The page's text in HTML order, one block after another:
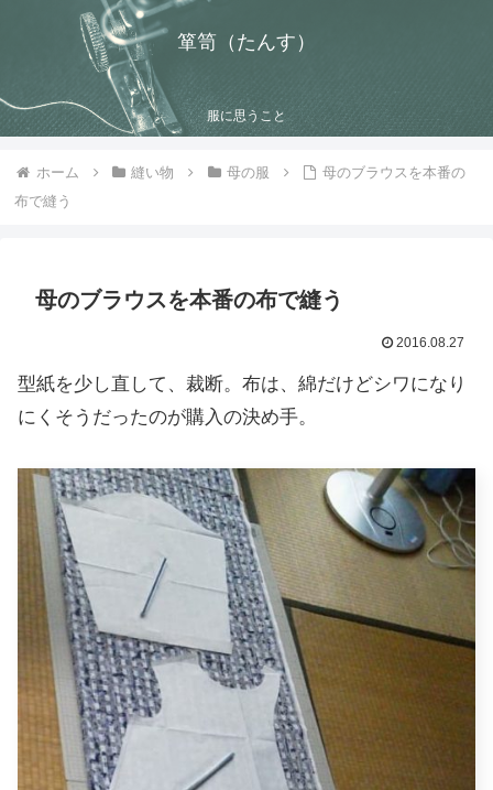
箪笥（たんす）
服に思うこと
ホーム 縫い物 母の服
母のブラウスを本番の
布で縫う
母のブラウスを本番の布で縫う
2016.08.27
型紙を少し直して、裁断。布は、綿だけどシワになり
にくそうだったのが購入の決め手。